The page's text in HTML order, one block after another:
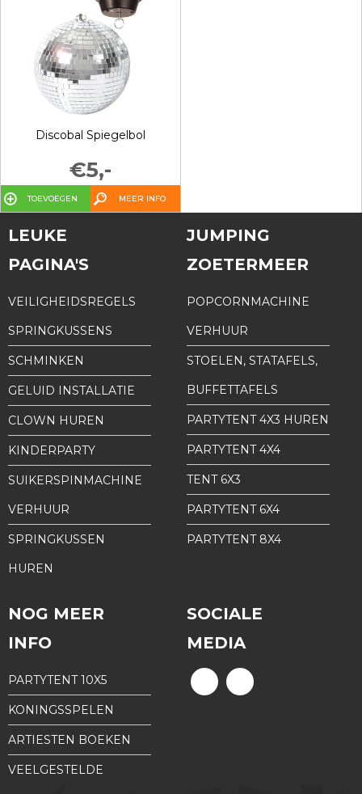
Discobal Spiegelbol
€5,-
TOEVOEGEN MEER INFO
LEUKE
PAGINA'S
VEILIGHEIDSREGELS
SPRINGKUSSENS
SCHMINKEN
GELUID INSTALLATIE
CLOWN HUREN
KINDERPARTY
SUIKERSPINMACHINE
VERHUUR
SPRINGKUSSEN
HUREN
JUMPING
ZOETERMEER
POPCORNMACHINE
VERHUUR
STOELEN, STATAFELS,
BUFFETTAFELS
PARTYTENT 4X3 HUREN
PARTYTENT 4X4
TENT 6X3
PARTYTENT 6X4
PARTYTENT 8X4
NOG MEER
INFO
PARTYTENT 10X5
KONINGSSPELEN
ARTIESTEN BOEKEN
VEELGESTELDE
SOCIALE
MEDIA